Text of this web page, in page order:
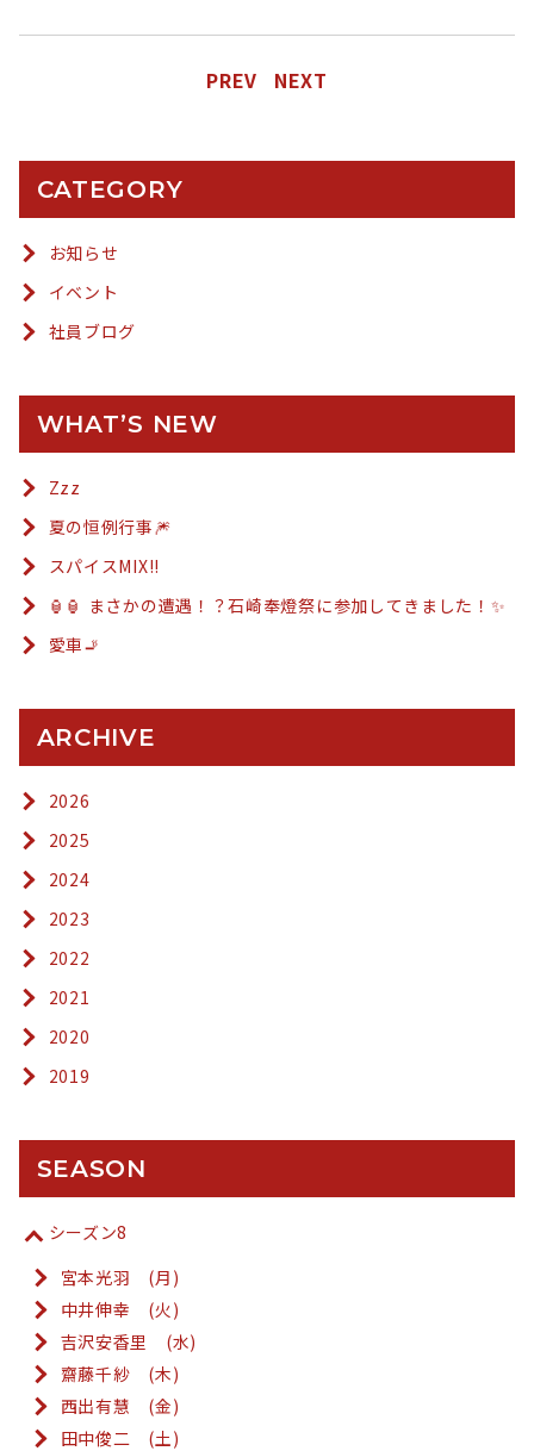
PREV NEXT
CATEGORY
お知らせ
イベント
社員ブログ
WHAT’S NEW
Zzz
夏の恒例行事🎆
スパイスMIX!!
🏮🏮 まさかの遭遇！？石崎奉燈祭に参加してきました！✨
愛車🚬
ARCHIVE
2026
2025
2024
2023
2022
2021
2020
2019
SEASON
シーズン8
宮本光羽 (月)
中井伸幸 (火)
吉沢安香里 (水)
齋藤千紗 (木)
西出有慧 (金)
田中俊二 (土)